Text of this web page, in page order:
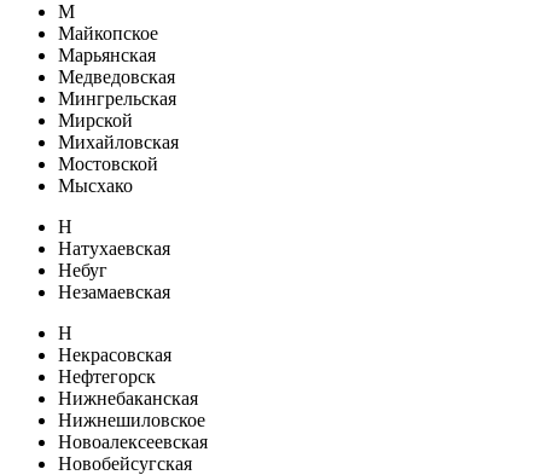
М
Майкопское
Марьянская
Медведовская
Мингрельская
Мирской
Михайловская
Мостовской
Мысхако
Н
Натухаевская
Небуг
Незамаевская
Н
Некрасовская
Нефтегорск
Нижнебаканская
Нижнешиловское
Новоалексеевская
Новобейсугская